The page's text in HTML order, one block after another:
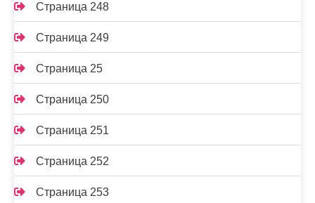
Страница 248
Страница 249
Страница 25
Страница 250
Страница 251
Страница 252
Страница 253